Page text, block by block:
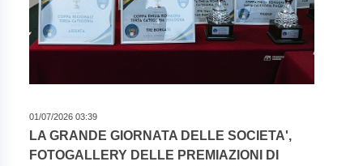
01/07/2026 03:39
LA GRANDE GIORNATA DELLE SOCIETA',
FOTOGALLERY DELLE PREMIAZIONI DI